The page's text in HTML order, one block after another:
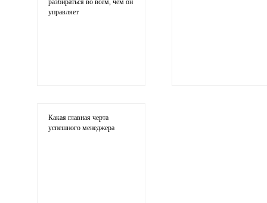
разбираться во всём, чем он
управляет
Какая главная черта
успешного менеджера